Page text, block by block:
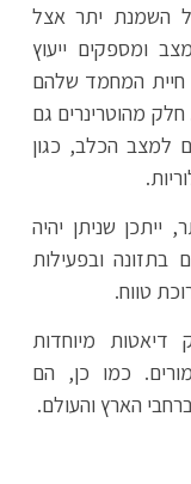
השמנת יתר אצל
ומספקים ייעוץ
חיית המחמד שלהם
חלק מהוטרינרים גם
למצב הכלב, כגון
שניתן יהיה
בתזונה ובפעילות
טווח.
דיאטות מיוחדות
כמו כן, הם
הארץ והעולם.